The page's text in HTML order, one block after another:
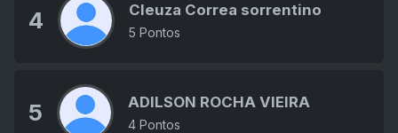
4 Cleuza Correa sorrentino
5 Pontos
5 ADILSON ROCHA VIEIRA
4 Pontos